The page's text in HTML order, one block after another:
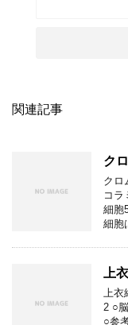
関連記事
ク
クロ
コラ
細胞
細胞
上
上衣
2 ○
○参